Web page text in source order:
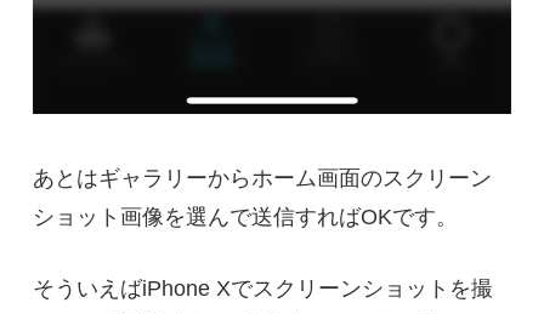
あとはギャラリーからホーム画面のスクリーン
ショット画像を選んで送信すればOKです。
そういえばiPhone Xでスクリーンショットを撮